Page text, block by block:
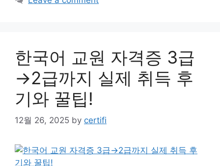
한국어 교원 자격증 3급
→2급까지 실제 취득 후
기와 꿀팁!
12월 26, 2025 by certifi